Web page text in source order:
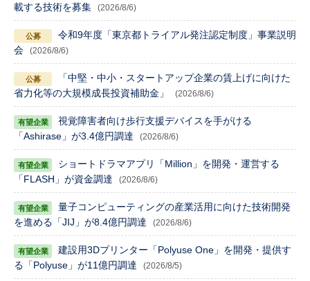
載する技術を募集
(2026/8/6)
令和9年度「東京都トライアル発注認定制度」事業説明
会
(2026/8/6)
「中堅・中小・スタートアップ企業の賃上げに向けた
省力化等の大規模成長投資補助金」
(2026/8/6)
視覚障害者向け歩行支援デバイスを手がける
「Ashirase」が3.4億円調達
(2026/8/6)
ショートドラマアプリ「Million」を開発・運営する
「FLASH」が資金調達
(2026/8/6)
量子コンピューティングの産業活用に向けた技術開発
を進める「JIJ」が8.4億円調達
(2026/8/6)
建設用3Dプリンター「Polyuse One」を開発・提供す
る「Polyuse」が11億円調達
(2026/8/5)